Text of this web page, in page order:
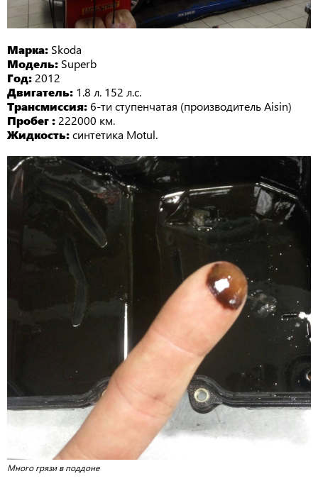
Марка: Skoda
Модель: Superb
Год: 2012
Двигатель: 1.8 л. 152 л.с.
Трансмиссия: 6-ти ступенчатая (производитель Aisin)
Пробег : 222000 км.
Жидкость:синтетика Motul.
Много грязи в поддоне